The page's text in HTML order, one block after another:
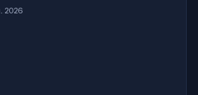
2026